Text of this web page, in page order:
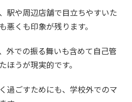
駅や周辺店舗で目立ちやすいた
悪くも印象が残ります。
外での振る舞いも含めて自己管
ほうが現実的です。
過ごすためにも、学校外でのマ